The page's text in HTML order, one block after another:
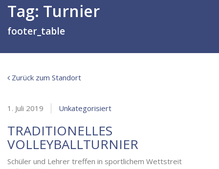
Tag: Turnier
footer_table
Zurück zum Standort
1. Juli 2019 Unkategorisiert
TRADITIONELLES
VOLLEYBALLTURNIER
Schüler und Lehrer treffen in sportlichem Wettstreit